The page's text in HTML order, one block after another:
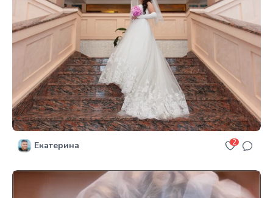
Екатерина 2